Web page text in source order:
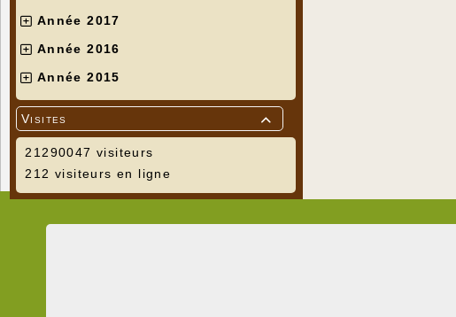
Année 2017
Année 2016
Année 2015

Visites
21290047 visiteurs
212 visiteurs en ligne